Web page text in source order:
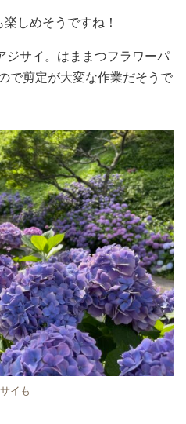
しめそうですね！
ジサイ。はままつフラワーパ
で剪定が大変な作業だそうで
イも